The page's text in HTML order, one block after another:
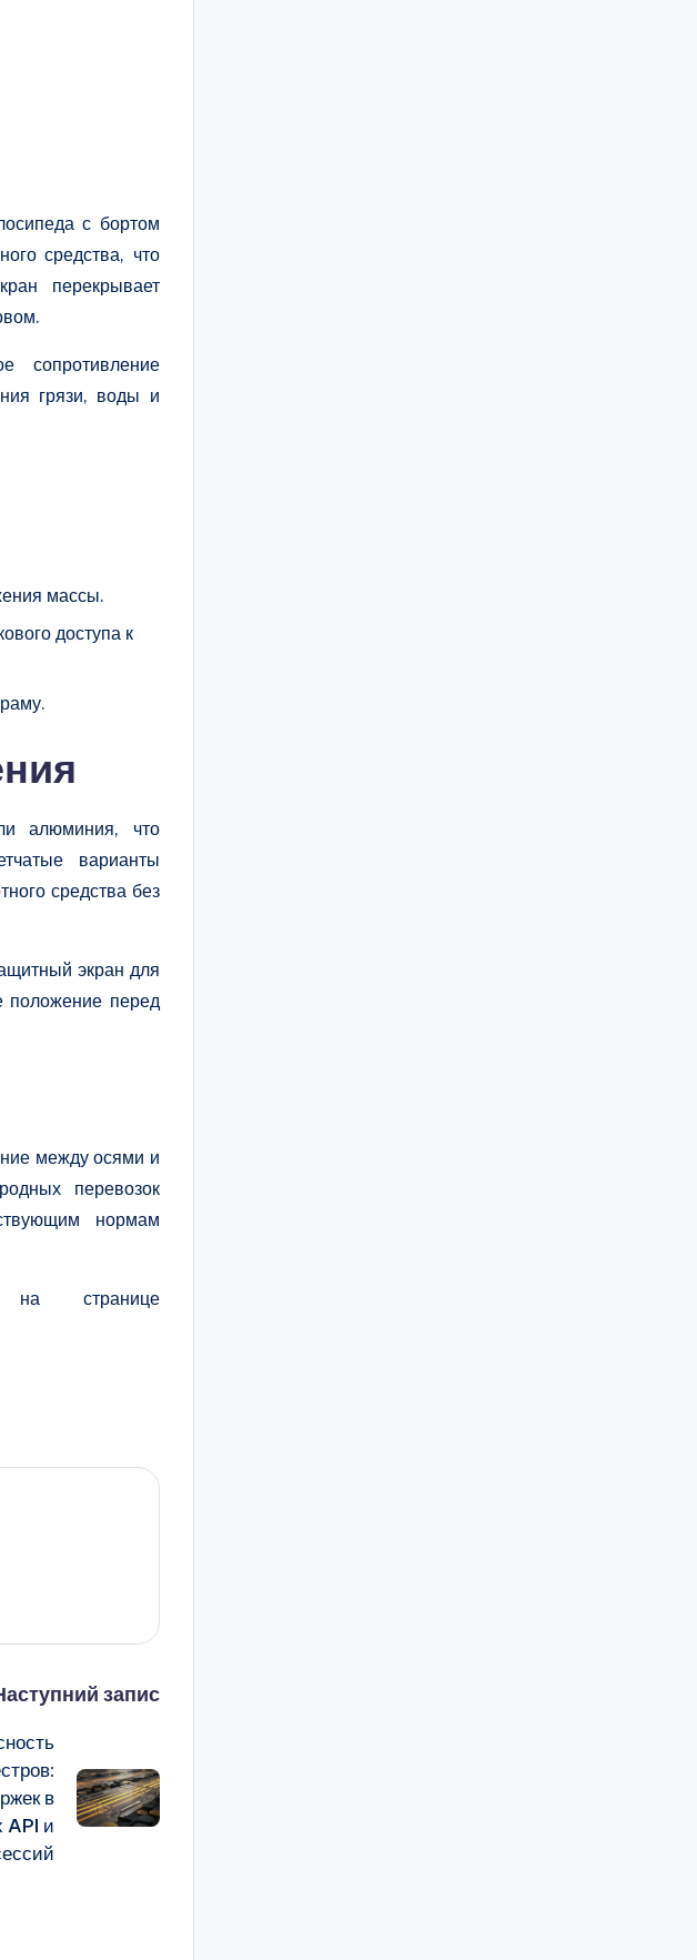
с бортом
средства, что
перекрывает
сопротивление
грязи, воды и
массы.
доступа к
алюминия, что
варианты
средства без
экран для
положение перед
между осями и
перевозок
нормам
на странице
запис
в
API и